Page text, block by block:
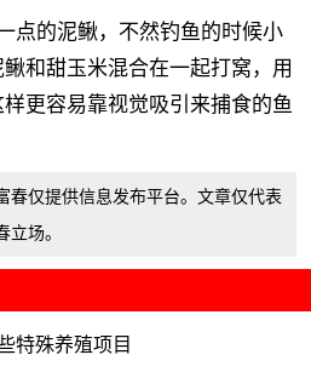
点的泥鳅，不然钓鱼的时候小
和甜玉米混合在一起打窝，用
更容易靠视觉吸引来捕食的鱼
春仅提供信息发布平台。文章仅代表
场。
特殊养殖项目